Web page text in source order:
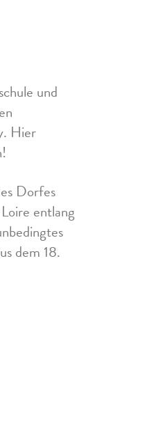
und
Hier
Dorfes
entlang
dem 18.